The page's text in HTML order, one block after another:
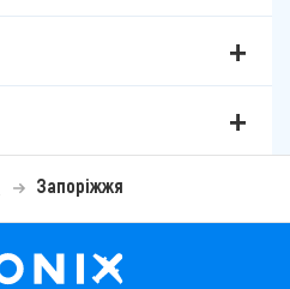
Запоріжжя